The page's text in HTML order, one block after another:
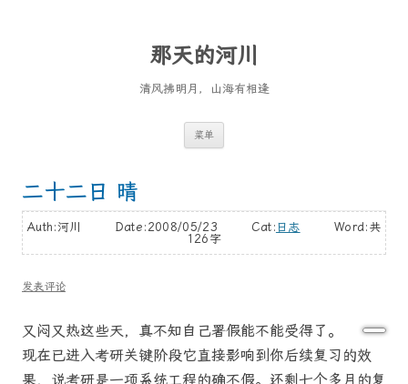
那天的河川
清风拂明月，山海有相逢
菜单
二十二日 晴
Auth:河川 Date:2008/05/23 Cat: 日志 Word: 共
126字
发表评论
又闷又热这些天，真不知自己署假能不能受得了。
现在已进入考研关键阶段它直接影响到你后续复习的效
果，说考研是一项系统工程的确不假。还剩七个多月的复